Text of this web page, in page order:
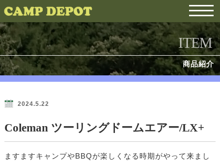
ITEM
商品紹介
2024.5.22
Coleman ツーリングドームエアー/LX+
ますますキャンプやBBQが楽しくなる時期がやって来まし